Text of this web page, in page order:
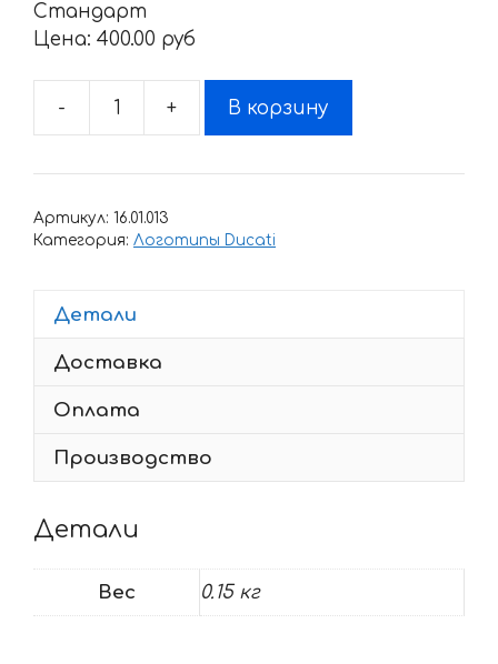
Стандарт
Цена: 400.00 pyб
-
Количество
Наклейка
DESMO
+ В корзину
Артикул: 16.01.013
Категория: Логотипы Ducati
Детали
Доставка
Оплата
Производство
Детали
Вес 0.15 кг